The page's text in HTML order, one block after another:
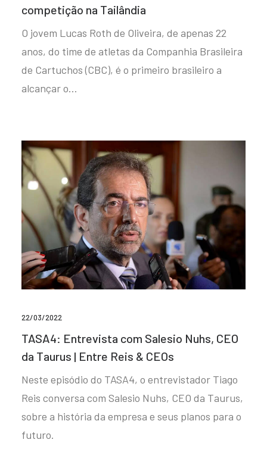
competição na Tailândia
O jovem Lucas Roth de Oliveira, de apenas 22
anos, do time de atletas da Companhia Brasileira
de Cartuchos (CBC), é o primeiro brasileiro a
alcançar o…
22/03/2022
TASA4: Entrevista com Salesio Nuhs, CEO
da Taurus | Entre Reis & CEOs
Neste episódio do TASA4, o entrevistador Tiago
Reis conversa com Salesio Nuhs, CEO da Taurus,
sobre a história da empresa e seus planos para o
futuro.